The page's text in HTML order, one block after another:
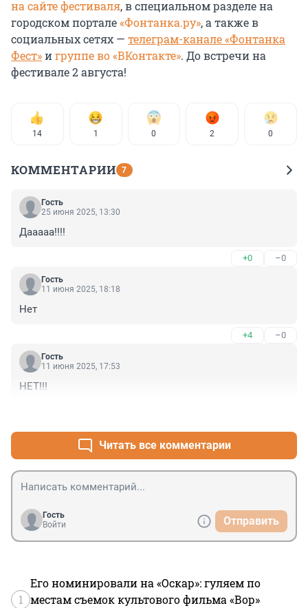
на сайте фестиваля, в специальном разделе на
городском портале«Фонтанка.ру», а также в
социальных сетях — телеграм-канале «Фонтанка
Фест»игруппе во «ВКонтакте». До встречи на
фестивале2 августа!
14 1 0 2 0
КОММЕНТАРИИ 7
Гость
25 июня 2025, 13:30
Дааааа!!!!
+0 –0
Гость
11 июня 2025, 18:18
Нет
+4 –0
Гость
11 июня 2025, 17:53
НЕТ!!!
Читать все комментарии
Гость
Войти
Отправить
1
Его номинировали на «Оскар»: гуляем по
местам съемок культового фильма «Вор»